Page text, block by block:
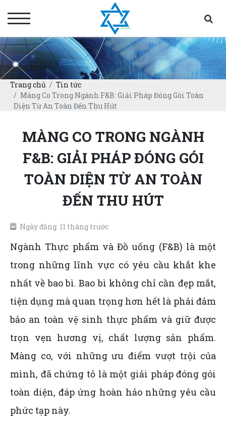
Trang chủ
Tin tức
Màng Co Trong Ngành F&B: Giải Pháp Đóng Gói Toàn
Diện Từ An Toàn Đến Thu Hút
MÀNG CO TRONG NGÀNH
F&B: GIẢI PHÁP ĐÓNG GÓI
TOÀN DIỆN TỪ AN TOÀN
ĐẾN THU HÚT
Ngày đăng: 11 tháng trước
Ngành Thực phẩm và Đồ uống (F&B) là một
trong những lĩnh vực có yêu cầu khắt khe
nhất về bao bì. Bao bì không chỉ cần đẹp mắt,
tiện dụng mà quan trọng hơn hết là phải đảm
bảo an toàn vệ sinh thực phẩm và giữ được
trọn vẹn hương vị, chất lượng sản phẩm.
Màng co, với những ưu điểm vượt trội của
mình, đã chứng tỏ là một giải pháp đóng gói
toàn diện, đáp ứng hoàn hảo những yêu cầu
phức tạp này.